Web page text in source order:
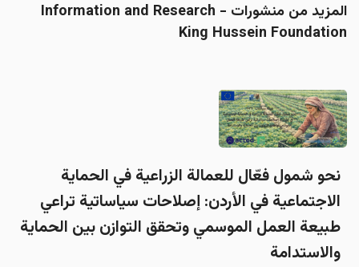
المزيد من منشورات Information and Research -
King Hussein Foundation
نحو شمول فعّال للعمالة الزراعية في الحماية
الاجتماعية في الأردن: إصلاحات سياساتية تراعي
طبيعة العمل الموسمي وتحقق التوازن بين الحماية
والاستدامة